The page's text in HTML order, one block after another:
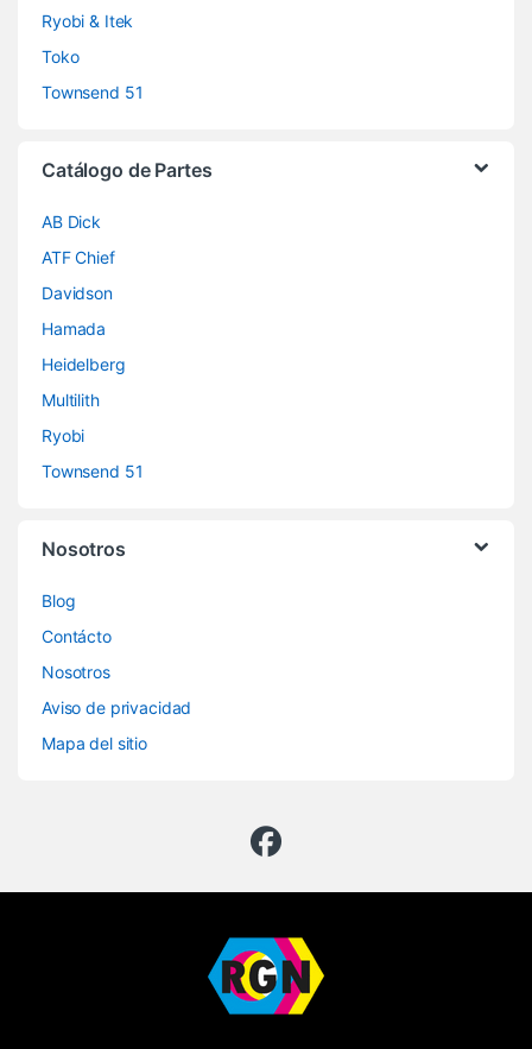
Ryobi & Itek
Toko
Townsend 51
Catálogo de Partes
AB Dick
ATF Chief
Davidson
Hamada
Heidelberg
Multilith
Ryobi
Townsend 51
Nosotros
Blog
Contácto
Nosotros
Aviso de privacidad
Mapa del sitio